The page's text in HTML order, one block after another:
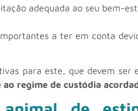
adequada ao seu bem-
a ter em conta
para este, que devem ser
regime de custódia